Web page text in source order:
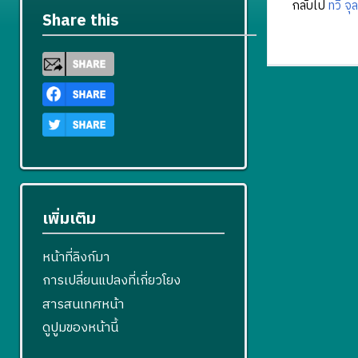
กลับไป ทวี จุ
Share this
เพิ่มเติม
หน้าที่ลิงก์มา
การเปลี่ยนแปลงที่เกี่ยวโยง
สารสนเทศหน้า
ดูปูมของหน้านี้